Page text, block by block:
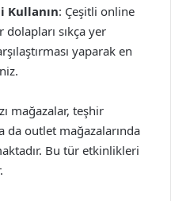
Kullanın: Çeşitli online
sıkça yer
yaparak en
mağazalar, teşhir
da outlet mağazalarında
Bu tür etkinlikleri